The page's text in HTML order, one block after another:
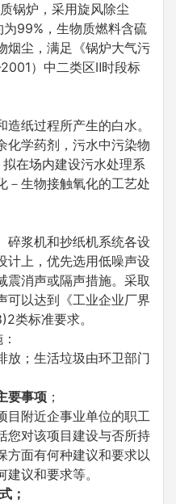
锅炉，采用旋风除尘
99%，生物质燃料含硫
烟尘，满足《锅炉大气污
）中二类区Ⅱ时段标
纸过程所产生的白水。
化学药剂，污水中污染物
在场内建设污水处理系
－生物接触氧化的工艺处
碎浆机和抄纸机系统各设
计上，优先选用低噪声设
震消声或隔声措施。采取
可以达到《工业企业厂界
类标准要求。
放；生活垃圾由环卫部门
要事项 ；
目附近企事业单位的职工
您对该项目建设与否所持
方面有何种建议和要求以
议和要求等。
；